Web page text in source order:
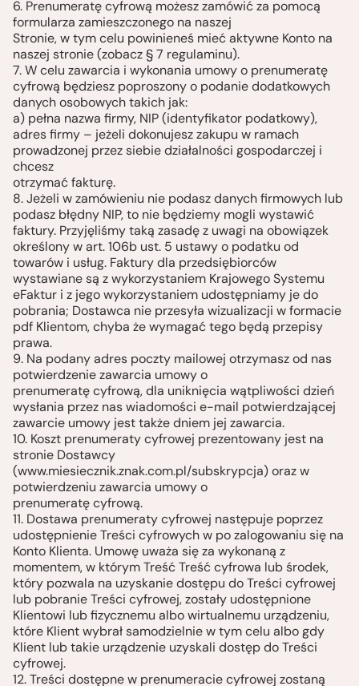
6. Prenumeratę cyfrową możesz zamówić za pomocą
formularza zamieszczonego na naszej
Stronie, w tym celu powinieneś mieć aktywne Konto na
naszej stronie (zobacz § 7 regulaminu).
7. W celu zawarcia i wykonania umowy o prenumeratę
cyfrową będziesz poproszony o podanie dodatkowych
danych osobowych takich jak:
a) pełna nazwa firmy, NIP (identyfikator podatkowy),
adres firmy – jeżeli dokonujesz zakupu w ramach
prowadzonej przez siebie działalności gospodarczej i
chcesz
otrzymać fakturę.
8. Jeżeli w zamówieniu nie podasz danych firmowych lub
podasz błędny NIP, to nie będziemy mogli wystawić
faktury. Przyjęliśmy taką zasadę z uwagi na obowiązek
określony w art. 106b ust. 5 ustawy o podatku od
towarów i usług. Faktury dla przedsiębiorców
wystawiane są z wykorzystaniem Krajowego Systemu
eFaktur i z jego wykorzystaniem udostępniamy je do
pobrania; Dostawca nie przesyła wizualizacji w formacie
pdf Klientom, chyba że wymagać tego będą przepisy
prawa.
9. Na podany adres poczty mailowej otrzymasz od nas
potwierdzenie zawarcia umowy o
prenumeratę cyfrową, dla uniknięcia wątpliwości dzień
wysłania przez nas wiadomości e-mail potwierdzającej
zawarcie umowy jest także dniem jej zawarcia.
10. Koszt prenumeraty cyfrowej prezentowany jest na
stronie Dostawcy
(www.miesiecznik.znak.com.pl/subskrypcja) oraz w
potwierdzeniu zawarcia umowy o
prenumeratę cyfrową.
11. Dostawa prenumeraty cyfrowej następuje poprzez
udostępnienie Treści cyfrowych w po zalogowaniu się na
Konto Klienta. Umowę uważa się za wykonaną z
momentem, w którym Treść Treść cyfrowa lub środek,
który pozwala na uzyskanie dostępu do Treści cyfrowej
lub pobranie Treści cyfrowej, zostały udostępnione
Klientowi lub fizycznemu albo wirtualnemu urządzeniu,
które Klient wybrał samodzielnie w tym celu albo gdy
Klient lub takie urządzenie uzyskali dostęp do Treści
cyfrowej.
12. Treści dostępne w prenumeracie cyfrowej zostaną